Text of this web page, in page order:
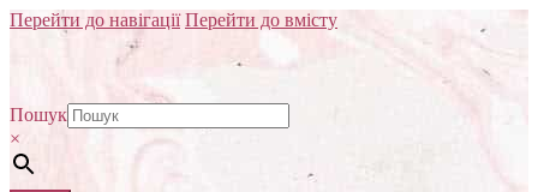
Перейти до навігації Перейти до вмісту
Пошук
×